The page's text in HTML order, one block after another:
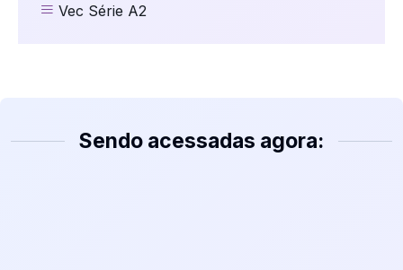
Vec Série A2
Sendo acessadas agora: